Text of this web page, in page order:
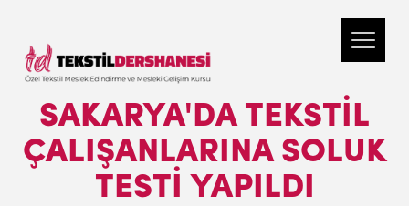
SAKARYA'DA TEKSTIL
ÇALIŞANLARINA SOLUK
TESTI YAPILDI